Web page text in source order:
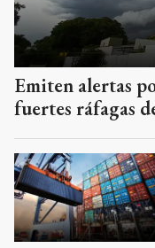
Emiten alertas
fuertes ráfagas